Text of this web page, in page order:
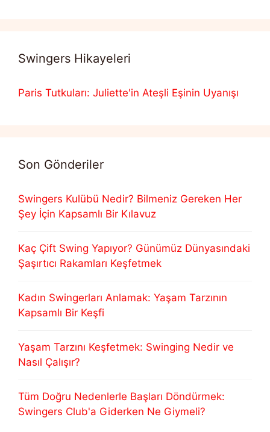
Swingers Hikayeleri
Paris Tutkuları: Juliette'in Ateşli Eşinin Uyanışı
Son Gönderiler
Swingers Kulübü Nedir? Bilmeniz Gereken Her
Şey İçin Kapsamlı Bir Kılavuz
Kaç Çift Swing Yapıyor? Günümüz Dünyasındaki
Şaşırtıcı Rakamları Keşfetmek
Kadın Swingerları Anlamak: Yaşam Tarzının
Kapsamlı Bir Keşfi
Yaşam Tarzını Keşfetmek: Swinging Nedir ve
Nasıl Çalışır?
Tüm Doğru Nedenlerle Başları Döndürmek:
Swingers Club'a Giderken Ne Giymeli?